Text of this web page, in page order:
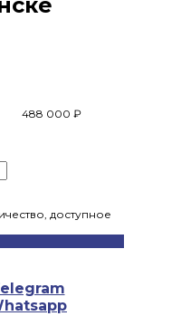
488 000 ₽
доступное